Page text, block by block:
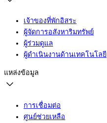
เจ้าของที่พักอิสระ
ผู้จัดการอสังหาริมทรัพย์
ผู้ร่วมดูแล
ผู้ดำเนินงานด้านเทคโนโลยี
แหล่งข้อมูล
การเชื่อมต่อ
ศูนย์ช่วยเหลือ